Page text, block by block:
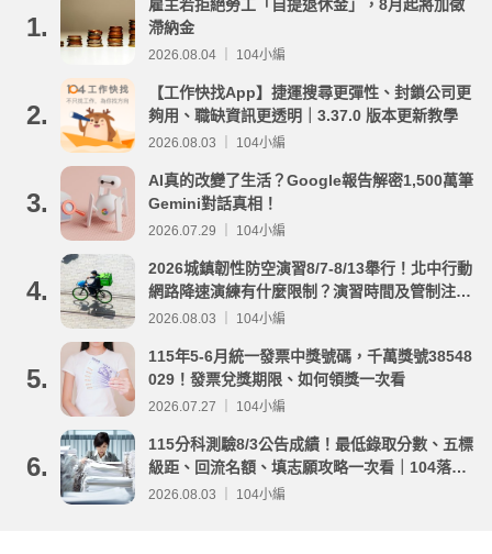
1.
雇主若拒絕勞工「自提退休金」，8月起將加徵
滯納金
2026.08.04 ｜ 104小編
2.
【工作快找App】捷運搜尋更彈性、封鎖公司更
夠用、職缺資訊更透明｜3.37.0 版本更新教學
2026.08.03 ｜ 104小編
3.
AI真的改變了生活？Google報告解密1,500萬筆
Gemini對話真相！
2026.07.29 ｜ 104小編
4.
2026城鎮韌性防空演習8/7-8/13舉行！北中行動
網路降速演練有什麼限制？演習時間及管制注意
事項整理
2026.08.03 ｜ 104小編
5.
115年5-6月統一發票中獎號碼，千萬獎號38548
029！發票兌獎期限、如何領獎一次看
2026.07.27 ｜ 104小編
6.
115分科測驗8/3公告成績！最低錄取分數、五標
級距、回流名額、填志願攻略一次看｜104落點
分析
2026.08.03 ｜ 104小編